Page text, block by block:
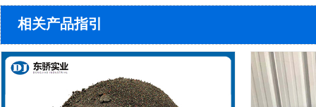
相关产品指引